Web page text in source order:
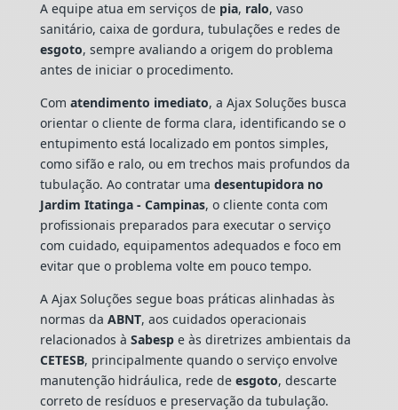
A equipe atua em serviços de pia, ralo, vaso
sanitário, caixa de gordura, tubulações e redes de
esgoto, sempre avaliando a origem do problema
antes de iniciar o procedimento.
Com atendimento imediato, a Ajax Soluções busca
orientar o cliente de forma clara, identificando se o
entupimento está localizado em pontos simples,
como sifão e ralo, ou em trechos mais profundos da
tubulação. Ao contratar uma desentupidora no
Jardim Itatinga - Campinas, o cliente conta com
profissionais preparados para executar o serviço
com cuidado, equipamentos adequados e foco em
evitar que o problema volte em pouco tempo.
A Ajax Soluções segue boas práticas alinhadas às
normas da ABNT, aos cuidados operacionais
relacionados à Sabespe às diretrizes ambientais da
CETESB, principalmente quando o serviço envolve
manutenção hidráulica, rede de esgoto, descarte
correto de resíduos e preservação da tubulação.